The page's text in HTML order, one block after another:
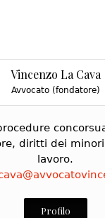
Vincenzo La Cava
Avvocato (fondatore)
diritti dei
lavoro.
Profilo